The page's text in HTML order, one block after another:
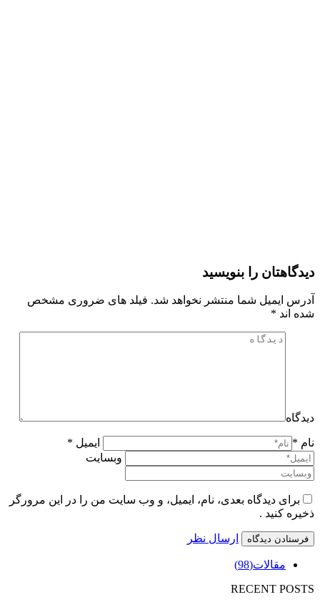
دیدگاهتان را بنویسید
آدرس ایمیل شما منتشر نخواهد شد. فیلد های ضروری مشخص
شده اند *
دیدگاه
نام *
ایمیل *
وبسایت
برای دیدگاه بعدی، نام، ایمیل، و وب سایت من را در این مرورگر
ذخیره کنید .
ارسال نظر
مقالات(98)
RECENT POSTS